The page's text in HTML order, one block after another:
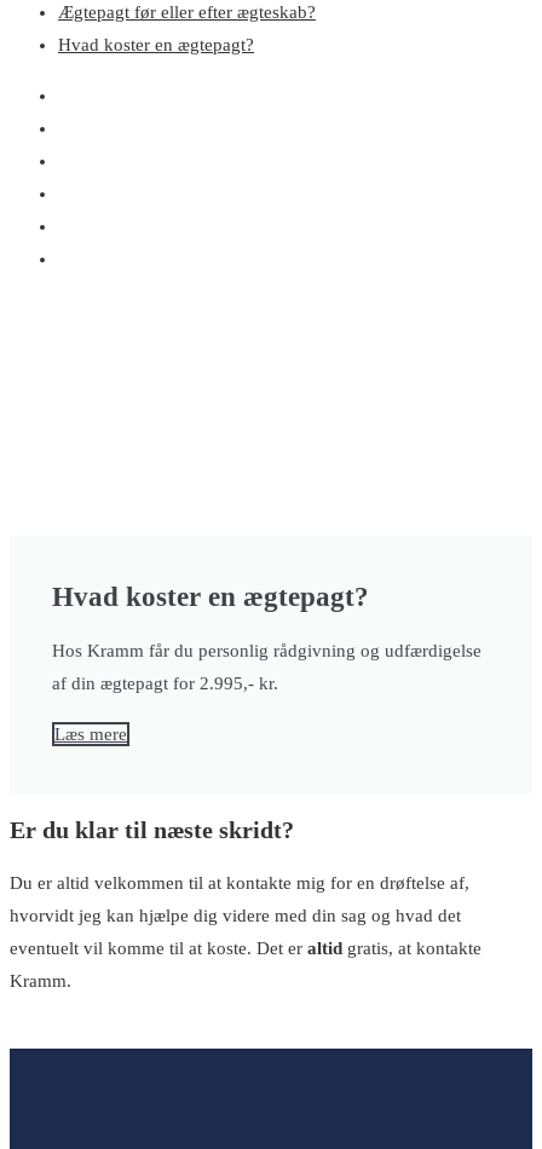
Ægtepagt før eller efter ægteskab?
Hvad koster en ægtepagt?
Hvad koster en ægtepagt?
Hos Kramm får du personlig rådgivning og udfærdigelse
af din ægtepagt for 2.995,- kr.
Læs mere
Er du klar til næste skridt?
Du er altid velkommen til at kontakte mig for en drøftelse af,
hvorvidt jeg kan hjælpe dig videre med din sag og hvad det
eventuelt vil komme til at koste. Det er altid gratis, at kontakte
Kramm.